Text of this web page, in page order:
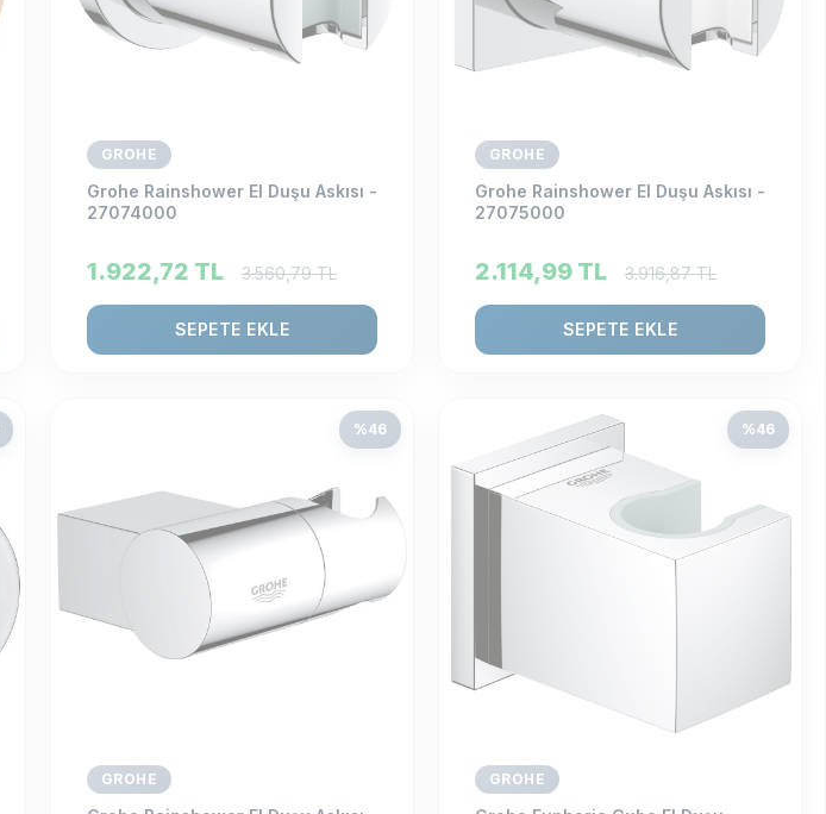
GROHE
Grohe Rainshower El Duşu Askısı -
27074000
1.922,72 TL 3.560,79TL
SEPETE EKLE
GROHE
Grohe Rainshower El Duşu Askısı -
27075000
2.114,99TL 3.916,87TL
SEPETE EKLE
%46
GROHE
%46
GROHE